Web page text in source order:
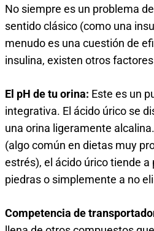
No siempre es un problema
sentido clásico (como una
menudo es una cuestión de
insulina, existen otros
El pH de tu orina: Este es un
integrativa. El ácido úrico se
una orina ligeramente
(algo común en dietas muy
estrés), el ácido úrico tiende
piedras o simplemente a no
Competencia de